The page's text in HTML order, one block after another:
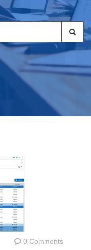
0 Comments